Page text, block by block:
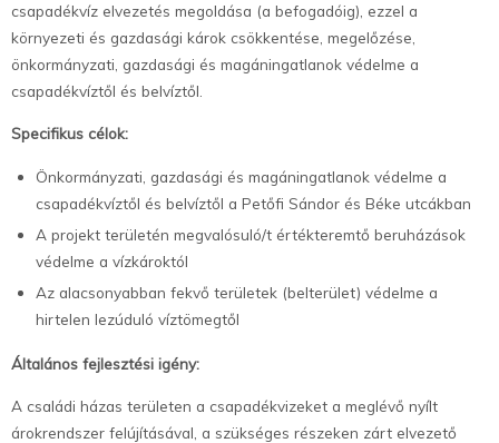
csapadékvíz elvezetés megoldása (a befogadóig), ezzel a
környezeti és gazdasági károk csökkentése, megelőzése,
önkormányzati, gazdasági és magáningatlanok védelme a
csapadékvíztől és belvíztől.
Specifikus célok:
Önkormányzati, gazdasági és magáningatlanok védelme a
csapadékvíztől és belvíztől a Petőfi Sándor és Béke utcákban
A projekt területén megvalósuló/t értékteremtő beruházások
védelme a vízkároktól
Az alacsonyabban fekvő területek (belterület) védelme a
hirtelen lezúduló víztömegtől
Általános fejlesztési igény:
A családi házas területen a csapadékvizeket a meglévő nyílt
árokrendszer felújításával, a szükséges részeken zárt elvezető